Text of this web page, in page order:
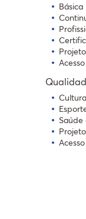
Básica
Cultura
Saúde